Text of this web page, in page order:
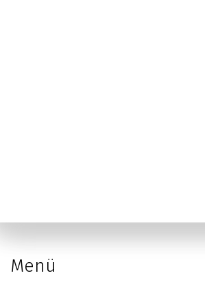
Menü